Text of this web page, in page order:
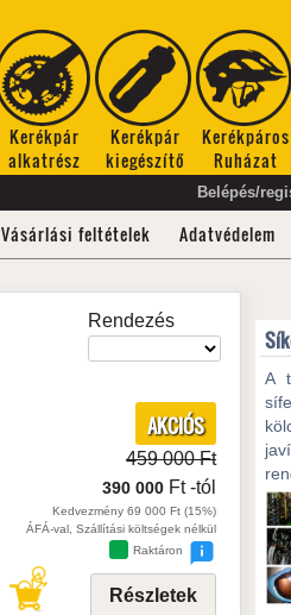
Kerékpár
alkatrész
Kerékpár
kiegészítő
Kerékpáros
Ruházat
Belépés/
Vásárlási feltételek Adatvédelem
Rendezés
AKCIÓS
459 000 Ft
390 000 Ft -tól
Kedvezmény 69 000 Ft (15%)
ÁFÁ-val, Szállítási költségek nélkül
Raktáron
Részletek
A